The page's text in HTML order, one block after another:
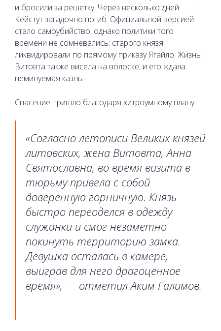
и бросили за решетку. Через несколько дней
Кейстут загадочно погиб. Официальной версией
стало самоубийство, однако политики того
времени не сомневались: старого князя
ликвидировали по прямому приказу Ягайло. Жизнь
Витовта также висела на волоске, и его ждала
неминуемая казнь.
Спасение пришло благодаря хитроумному плану.
«Согласно летописи Великих князей
литовских, жена Витовта, Анна
Святославна, во время визита в
тюрьму привела с собой
доверенную горничную. Князь
быстро переоделся в одежду
служанки и смог незаметно
покинуть территорию замка.
Девушка осталась в камере,
выиграв для него драгоценное
время», — отметил Аким Галимов.